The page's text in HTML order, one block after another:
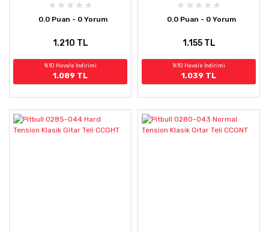
0.0 Puan - 0 Yorum
1.210 TL
%10 Havale İndirimi
1.089 TL
0.0 Puan - 0 Yorum
1.155 TL
%10 Havale İndirimi
1.039 TL